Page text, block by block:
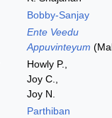
Bobby-Sanjay
Ente Veedu
Appuvinteyum
Howly P.,
Joy C.,
Joy N.
Parthiban